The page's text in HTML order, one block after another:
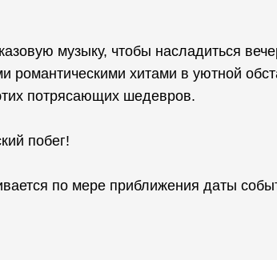
музыку, чтобы насладиться
хитами в уютной
потрясающих шедевров.
побег!
по мере приближения даты